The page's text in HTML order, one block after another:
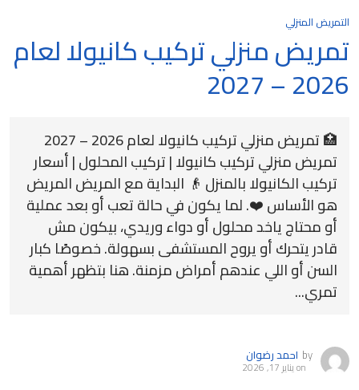
التمريض المنزلي
تمريض منزلي تركيب كانيولا لعام
2026 – 2027
🏥 تمريض منزلي تركيب كانيولا لعام 2026 – 2027
تمريض منزلي تركيب كانيولا | تركيب المحلول | أسعار
تركيب الكانيولا بالمنزل 👴 البداية مع المريض المريض
هو الأساس ❤️. لما يكون في حالة تعب أو بعد عملية
أو محتاج ياخد محلول أو دواء وريدي، بيكون مش
قادر يتحرك أو يروح المستشفى بسهولة. خصوصًا كبار
السن أو اللي عندهم أمراض مزمنة. هنا بتظهر أهمية
تمري...
by احمد رضوان
onيناير 17, 2026